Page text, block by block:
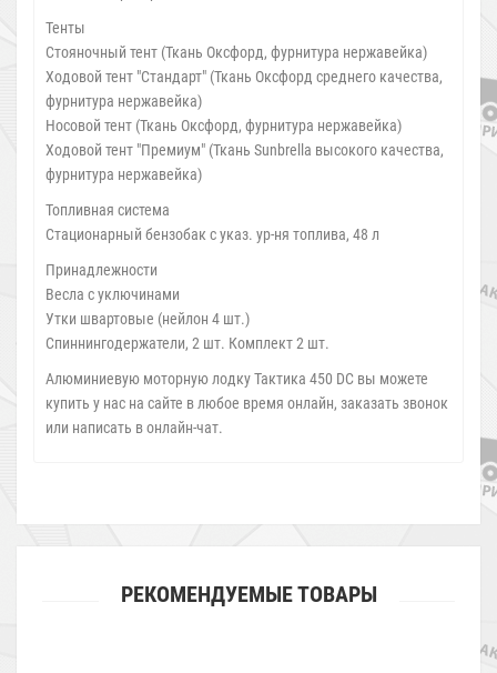
Тенты
Стояночный тент (Ткань Оксфорд, фурнитура нержавейка)
Ходовой тент "Стандарт" (Ткань Оксфорд среднего качества,
фурнитура нержавейка)
Носовой тент (Ткань Оксфорд, фурнитура нержавейка)
Ходовой тент "Премиум" (Ткань Sunbrella высокого качества,
фурнитура нержавейка)
Топливная система
Стационарный бензобак с указ. ур-ня топлива, 48 л
Принадлежности
Весла с уключинами
Утки швартовые (нейлон 4 шт.)
Спиннингодержатели, 2 шт. Комплект 2 шт.
Алюминиевую моторную лодку Тактика 450 DC вы можете
купить у нас на сайте в любое время онлайн, заказать звонок
или написать в онлайн-чат.
РЕКОМЕНДУЕМЫЕ ТОВАРЫ